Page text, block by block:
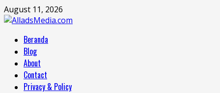
Skip
to
August 11, 2026
MenuBeranda
Blog
About
Contact
Privacy & Policy